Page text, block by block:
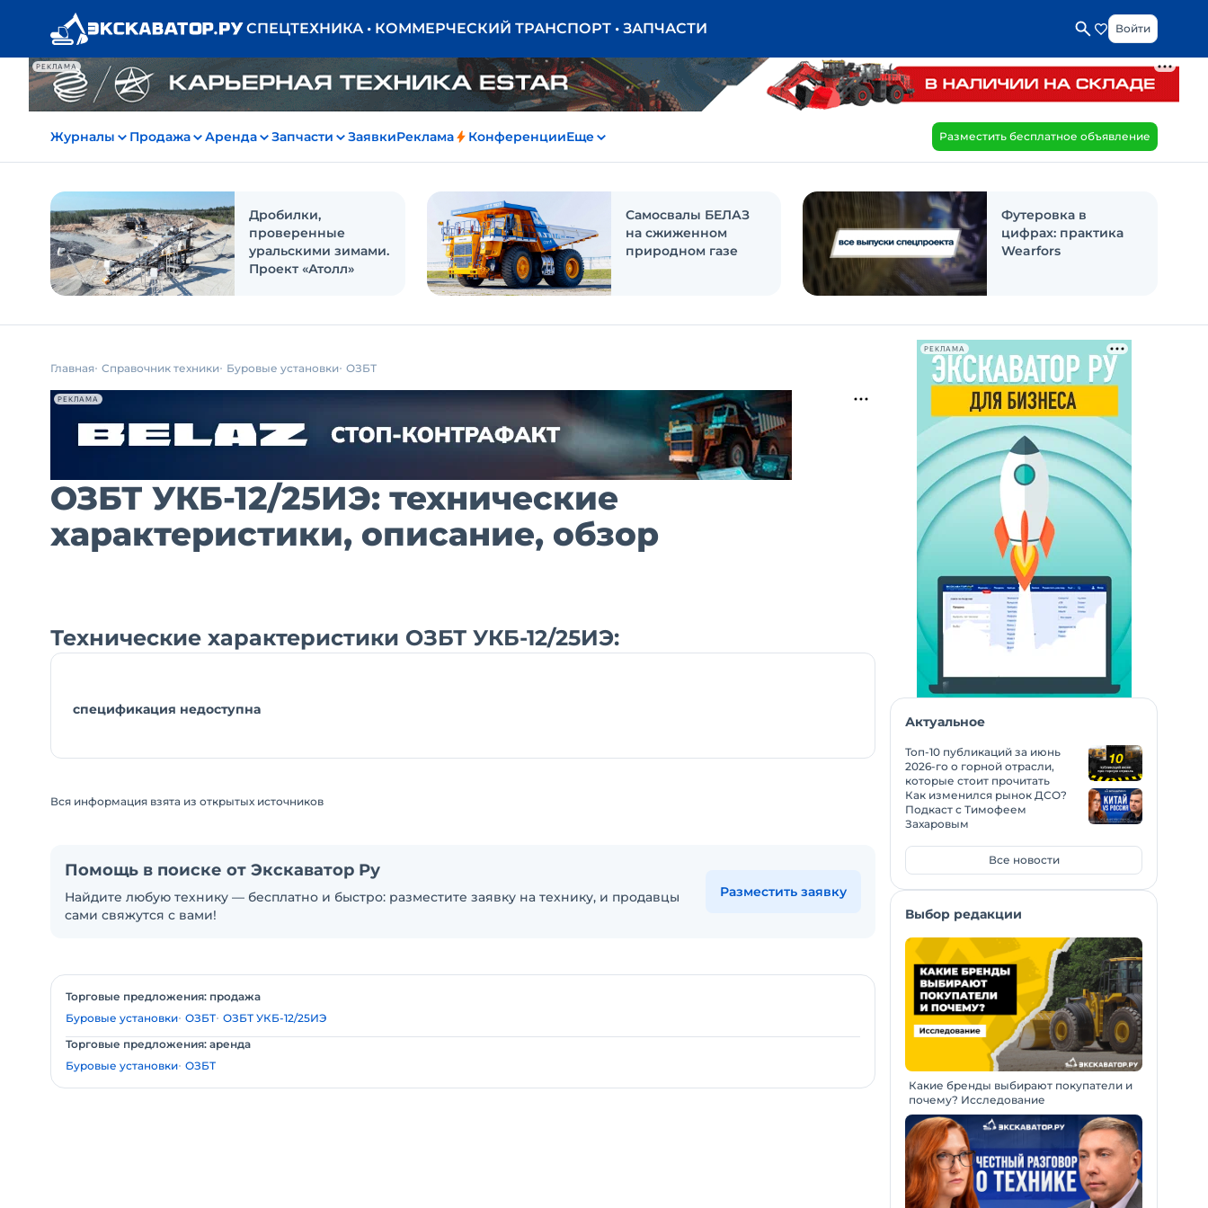
РЕКЛАМА
СПЕЦТЕХНИКА • КОММЕРЧЕСКИЙ ТРАНСПОРТ • ЗАПЧАСТИ Войти
Журналы Продажа Аренда Запчасти ЗаявкиРеклама КонференцииЕще Разместить бесплатное объявление
Дробилки,
проверенные
уральскими зимами.
Проект «Атолл»
Самосвалы БЕЛАЗ
на сжиженном
природном газе
Футеровка в
цифрах: практика
Wearfors
Главная Справочник техники Буровые установки ОЗБТ
РЕКЛАМА
ОЗБТ УКБ-12/25ИЭ: технические
характеристики, описание, обзор
Технические характеристики ОЗБТ УКБ-12/25ИЭ:
спецификация недоступна
Вся информация взята из открытых источников
Помощь в поиске от Экскаватор Ру
Найдите любую технику — бесплатно и быстро: разместите заявку на технику, и продавцы
сами свяжутся с вами!
Разместить заявку
Торговые предложения: продажа
Буровые установки ОЗБТ ОЗБТ УКБ-12/25ИЭ
Торговые предложения: аренда
Буровые установки ОЗБТ
РЕКЛАМА
Актуальное
Топ-10 публикаций за июнь
2026-го о горной отрасли,
которые стоит прочитать
Как изменился рынок ДСО?
Подкаст с Тимофеем
Захаровым
Все новости
Выбор редакции
Какие бренды выбирают покупатели и
почему? Исследование